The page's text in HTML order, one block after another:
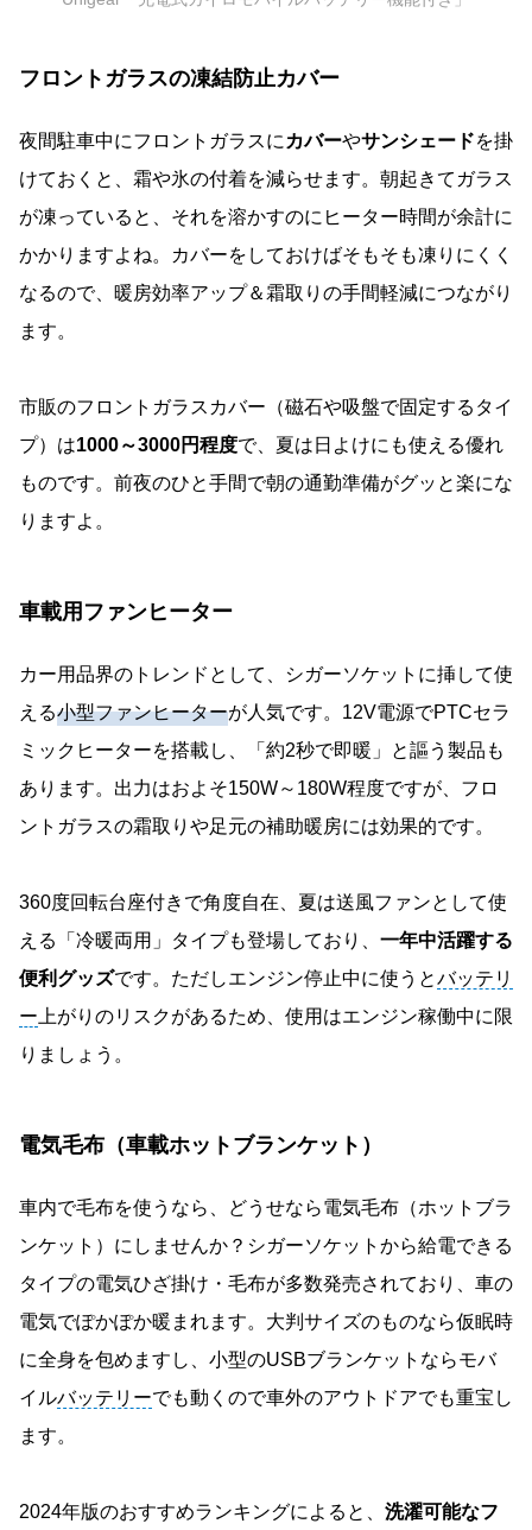
フロントガラスの凍結防止カバー
夜間駐車中にフロントガラスに カバーやサンシェードを掛
けておくと、霜や氷の付着を減らせます。朝起きてガラス
が凍っていると、それを溶かすのにヒーター時間が余計に
かかりますよね。カバーをしておけばそもそも凍りにくく
なるので、暖房効率アップ＆霜取りの手間軽減につながり
ます。
市販のフロントガラスカバー（磁石や吸盤で固定するタイ
プ）は1000～3000円程度で、夏は日よけにも使える優れ
ものです。前夜のひと手間で朝の通勤準備がグッと楽にな
りますよ。
車載用ファンヒーター
カー用品界のトレンドとして、シガーソケットに挿して使
える小型ファンヒーターが人気です。12V電源でPTCセラ
ミックヒーターを搭載し、「約2秒で即暖」と謳う製品も
あります。出力はおよそ150W～180W程度ですが、フロ
ントガラスの霜取りや足元の補助暖房には効果的です。
360度回転台座付きで角度自在、夏は送風ファンとして使
える「冷暖両用」タイプも登場しており、 一年中活躍する
便利グッズです。ただしエンジン停止中に使うとバッテリ
ー 上がりのリスクがあるため、使用はエンジン稼働中に限
りましょう。
電気毛布（車載ホットブランケット）
車内で毛布を使うなら、どうせなら電気毛布（ホットブラ
ンケット）にしませんか？シガーソケットから給電できる
タイプの電気ひざ掛け・毛布が多数発売されており、車の
電気でぽかぽか暖まれます。大判サイズのものなら仮眠時
に全身を包めますし、小型のUSBブランケットならモバ
イルバッテリーでも動くので車外のアウトドアでも重宝し
ます。
2024年版のおすすめランキングによると、 洗濯可能なフ